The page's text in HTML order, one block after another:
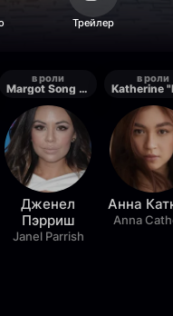
в роли
Margot Song Covey
Дженел
Пэрриш
Janel Parrish
в роли
Анна
Anna